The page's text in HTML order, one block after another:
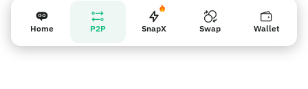
Home P2P SnapX Swap Wallet